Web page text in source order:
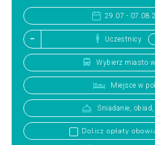
29.07 -
Uczestnicy
Wybierz miasto
Miejsce w
Śniadanie,
Dolicz opłaty